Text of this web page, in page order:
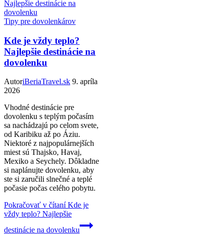
Tipy pre dovolenkárov
Kde je vždy teplo?
Najlepšie destinácie na
dovolenku
AutoriBeriaTravel.sk 9. apríla
2026
Vhodné destinácie pre
dovolenku s teplým počasím
sa nachádzajú po celom svete,
od Karibiku až po Áziu.
Niektoré z najpopulárnejších
miest sú Thajsko, Havaj,
Mexiko a Seychely. Dôkladne
si naplánujte dovolenku, aby
ste si zaručili slnečné a teplé
počasie počas celého pobytu.
Pokračovať v čítaníKde je
vždy teplo? Najlepšie
destinácie na dovolenku